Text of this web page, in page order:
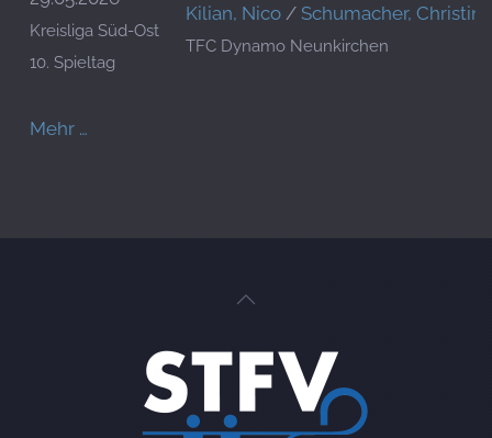
Kreisliga Süd-Ost
10. Spieltag
Kilian, Nico / Schumacher, Christine
TFC Dynamo Neunkirchen
Mehr …